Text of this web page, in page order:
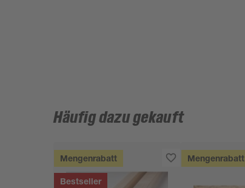
Häufig dazu gekauft
Mengenrabatt
Bestseller
Mengenrabatt